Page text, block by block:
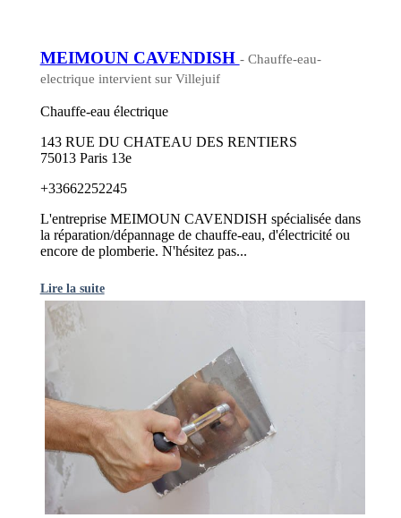
MEIMOUN CAVENDISH - Chauffe-eau-
electrique intervient sur Villejuif
Chauffe-eau électrique
143 RUE DU CHATEAU DES RENTIERS
75013 Paris 13e
+33662252245
L'entreprise MEIMOUN CAVENDISH spécialisée dans
la réparation/dépannage de chauffe-eau, d'électricité ou
encore de plomberie. N'hésitez pas...
Lire la suite